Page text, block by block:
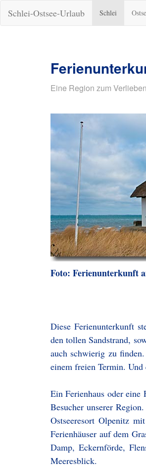
Schlei-Ostsee-Urlaub Schlei
Eine Region zum
Foto: Ferienunterkunft
Diese Ferienunterkunft
den tollen Sandstrand,
auch schwierig zu
einem freien Termin.
Ein Ferienhaus oder
Besucher unserer
Ostseeresort Olpenitz
Ferienhäuser auf dem
Damp, Eckernförde,
Meeresblick.